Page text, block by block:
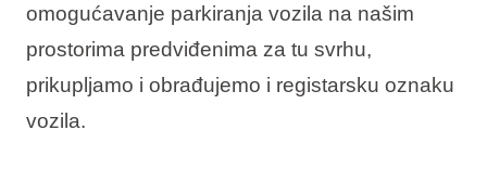
omogućavanje parkiranja vozila na našim
prostorima predviđenima za tu svrhu,
prikupljamo i obrađujemo i registarsku oznaku
vozila.